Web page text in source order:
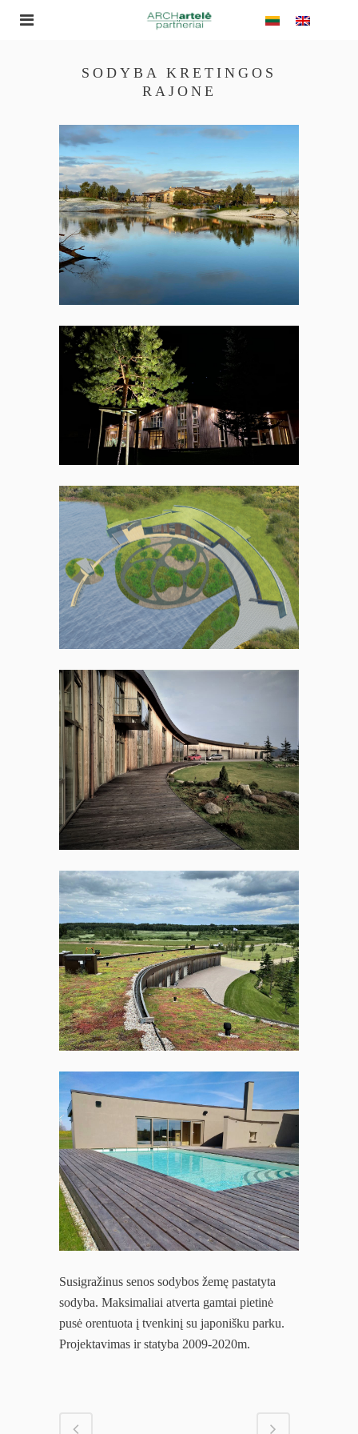
SODYBA KRETINGOS
RAJONE
Susigražinus senos sodybos žemę pastatyta
sodyba. Maksimaliai atverta gamtai pietinė
pusė orentuota į tvenkinį su japonišku parku.
Projektavimas ir statyba 2009-2020m.